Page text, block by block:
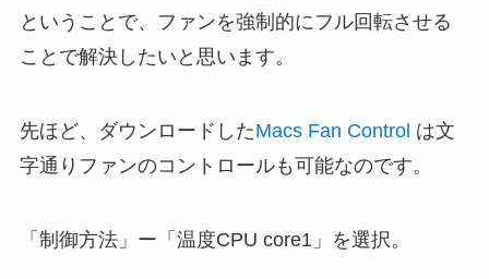
ということで、ファンを強制的にフル回転させる
ことで解決したいと思います。
先ほど、ダウンロードしたMacs Fan Control は文
字通りファンのコントロールも可能なのです。
「制御方法」ー「温度CPU core1」を選択。